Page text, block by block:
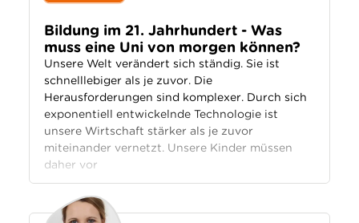
Bildung im 21. Jahrhundert - Was
muss eine Uni von morgen können?
Unsere Welt verändert sich ständig. Sie ist
schnelllebiger als je zuvor. Die
Herausforderungen sind komplexer. Durch sich
exponentiell entwickelnde Technologie ist
unsere Wirtschaft stärker als je zuvor
miteinander vernetzt. Unsere Kinder müssen
daher vor